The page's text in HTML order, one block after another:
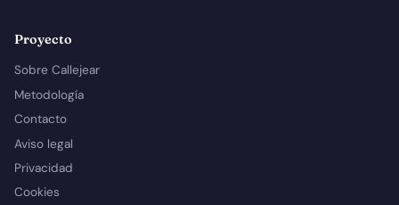
Proyecto
Sobre Callejear
Metodología
Contacto
Aviso legal
Privacidad
Cookies